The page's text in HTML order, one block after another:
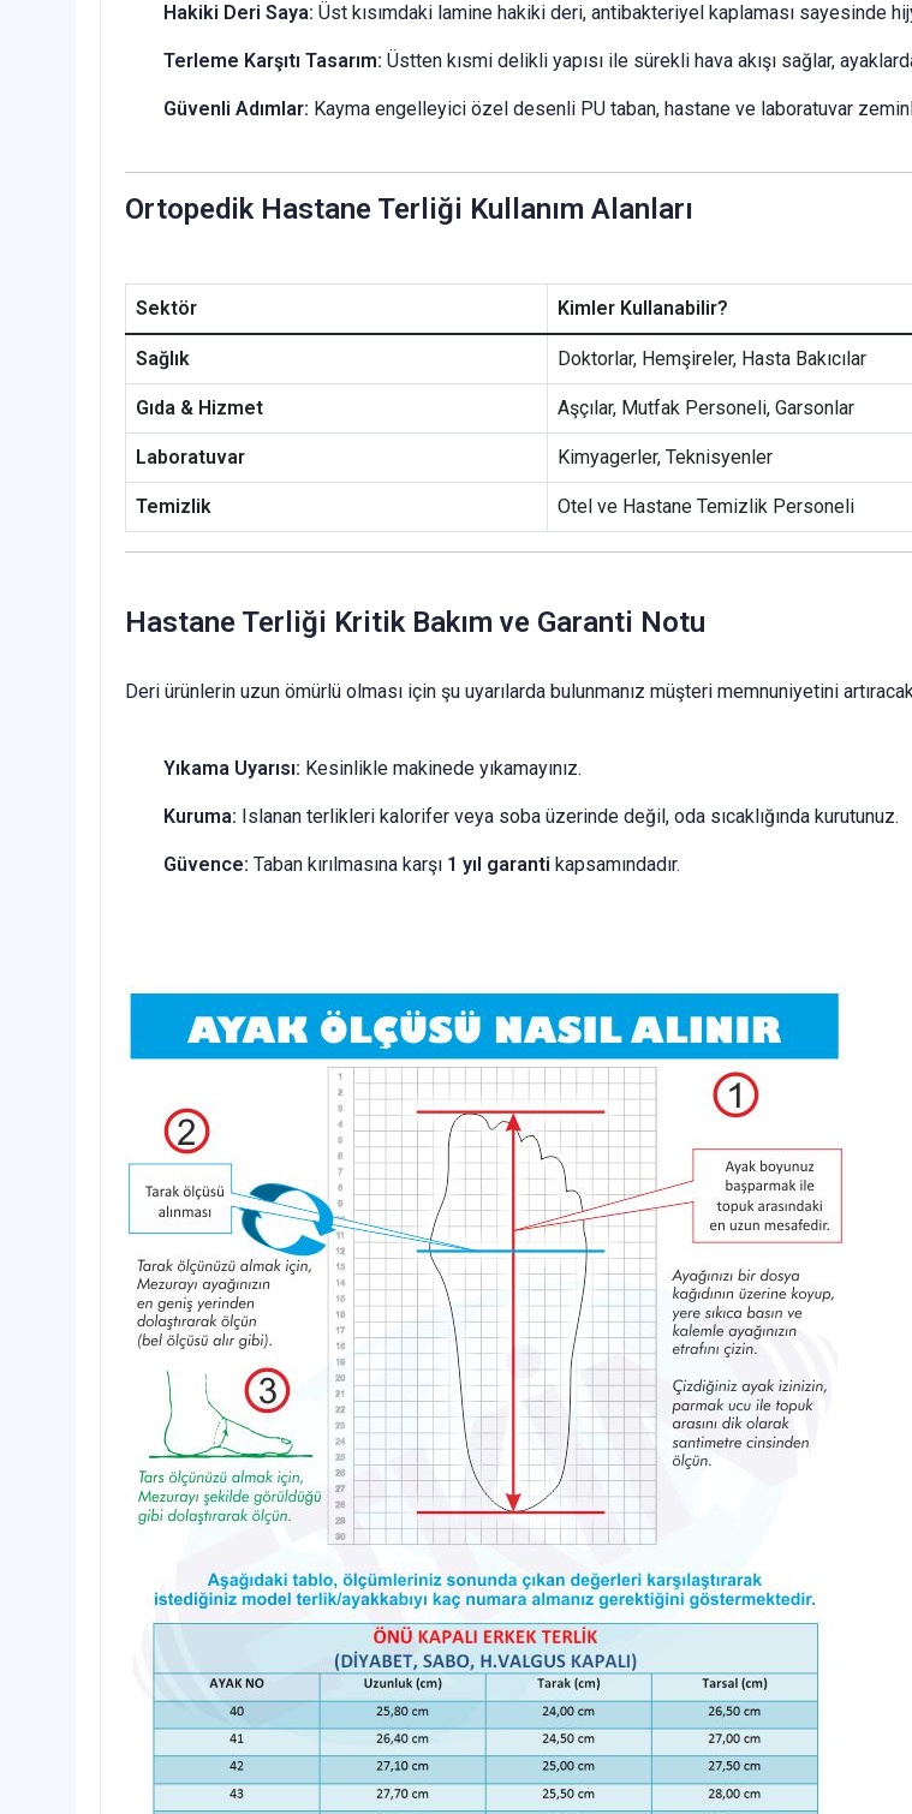
Hakiki Deri Saya: Üst kısımdaki lamine hakiki deri, antibakteriyel kaplaması sayesinde
Terleme Karşıtı Tasarım: Üstten kısmi delikli yapısı ile sürekli hava akışı sağlar,
Güvenli Adımlar: Kayma engelleyici özel desenli PU taban, hastane ve laboratuvar
Ortopedik Hastane Terliği Kullanım Alanları
Sektör Kimler Kullanabilir?
Sağlık Doktorlar, Hemşireler, Hasta Bakıcılar
Gıda & Hizmet Aşçılar, Mutfak Personeli, Garsonlar
Laboratuvar Kimyagerler, Teknisyenler
Temizlik Otel ve Hastane Temizlik Personeli
Hastane Terliği Kritik Bakım ve Garanti Notu
Deri ürünlerin uzun ömürlü olması için şu uyarılarda bulunmanız müşteri memnuniyetini
Yıkama Uyarısı: Kesinlikle makinede yıkamayınız.
Kuruma: Islanan terlikleri kalorifer veya soba üzerinde değil, oda sıcaklığında kurutunuz.
Güvence: Taban kırılmasına karşı 1 yıl garanti kapsamındadır.